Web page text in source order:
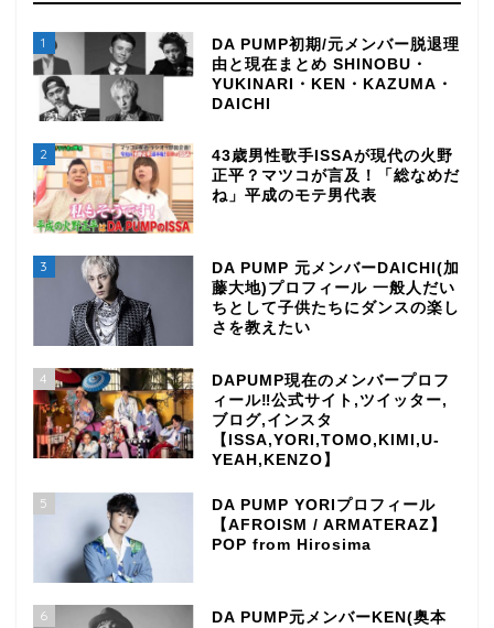
1
DA PUMP初期/元メンバー脱退理
由と現在まとめ SHINOBU・
YUKINARI・KEN・KAZUMA・
DAICHI
2
43歳男性歌手ISSAが現代の火野
正平？マツコが言及！「総なめだ
ね」平成のモテ男代表
3
DA PUMP 元メンバーDAICHI(加
藤大地)プロフィール 一般人だい
ちとして子供たちにダンスの楽し
さを教えたい
4
DAPUMP現在のメンバープロフ
ィール‼公式サイト,ツイッター,
ブログ,インスタ
【ISSA,YORI,TOMO,KIMI,U-
YEAH,KENZO】
5
DA PUMP YORIプロフィール
【AFROISM / ARMATERAZ】
POP from Hirosima
6
DA PUMP元メンバーKEN(奥本